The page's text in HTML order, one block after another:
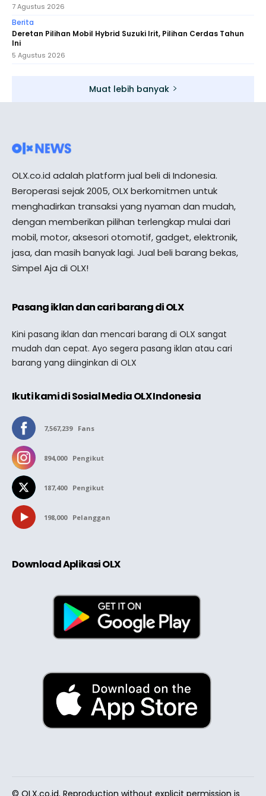
7 Agustus 2026
Berita
Deretan Pilihan Mobil Hybrid Suzuki Irit, Pilihan Cerdas Tahun
Ini
5 Agustus 2026
Muat lebih banyak
OLX.co.id adalah platform jual beli di Indonesia.
Beroperasi sejak 2005, OLX berkomitmen untuk
menghadirkan transaksi yang nyaman dan mudah,
dengan memberikan pilihan terlengkap mulai dari
mobil, motor, aksesori otomotif, gadget, elektronik,
jasa, dan masih banyak lagi. Jual beli barang bekas,
Simpel Aja di OLX!
Pasang iklan dan cari barang di OLX
Kini pasang iklan dan mencari barang di OLX sangat
mudah dan cepat. Ayo segera pasang iklan atau cari
barang yang diinginkan di OLX
Ikuti kami di Sosial Media OLX Indonesia
7,567,239 Fans
894,000 Pengikut
187,400 Pengikut
198,000 Pelanggan
Download Aplikasi OLX